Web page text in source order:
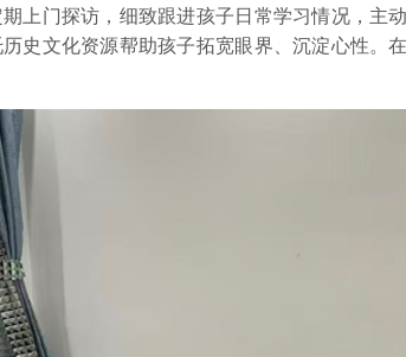
上门探访，细致跟进孩子日常学习情况，主
史文化资源帮助孩子拓宽眼界、沉淀心性。